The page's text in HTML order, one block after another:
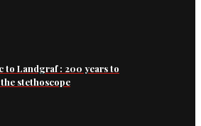
to Landgraf : 200 years to
stethoscope